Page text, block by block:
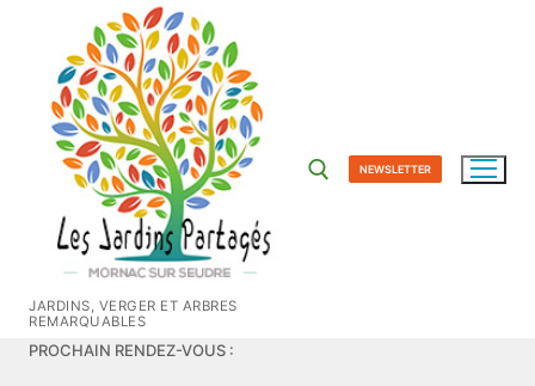
contenu
JARDINS, VERGER ET ARBRES
REMARQUABLES
Rechercher :
NEWSLETTER
PROCHAIN RENDEZ-VOUS :